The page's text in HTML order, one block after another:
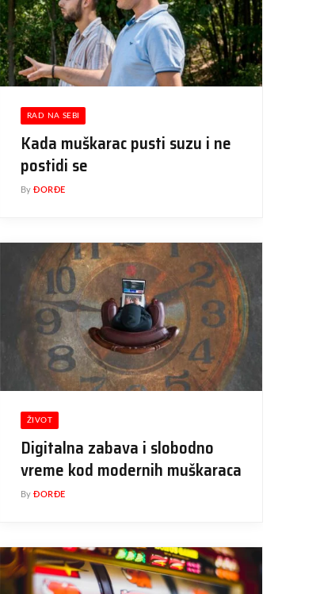
RAD NA SEBI
Kada muškarac pusti suzu i ne
postidi se
By ĐORĐE
ŽIVOT
Digitalna zabava i slobodno
vreme kod modernih muškaraca
By ĐORĐE